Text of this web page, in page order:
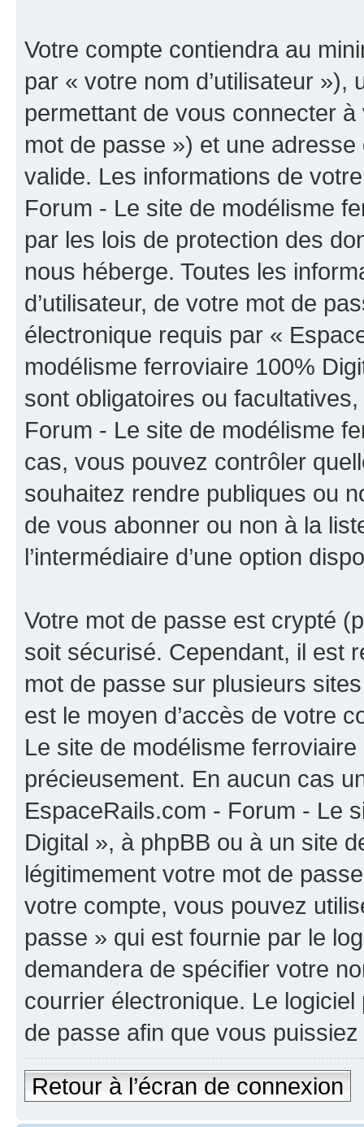
Votre compte contiendra au
par « votre nom d’utilisateur
permettant de vous connecter
mot de passe ») et une
valide. Les informations de
Forum - Le site de modélisme
par les lois de protection des
nous héberge. Toutes les
d’utilisateur, de votre mot de
électronique requis par «
modélisme ferroviaire 100%
sont obligatoires ou
Forum - Le site de modélisme
cas, vous pouvez contrôler
souhaitez rendre publiques ou
de vous abonner ou non à la
l’intermédiaire d’une option
Votre mot de passe est crypté
soit sécurisé. Cependant, il est
mot de passe sur plusieurs
est le moyen d’accès de votre
Le site de modélisme
précieusement. En aucun cas
EspaceRails.com - Forum - Le
Digital », à phpBB ou à un site
légitimement votre mot de
votre compte, vous pouvez
passe » qui est fournie par le
demandera de spécifier votre
courrier électronique. Le
de passe afin que vous
Retour à l’écran de connexion